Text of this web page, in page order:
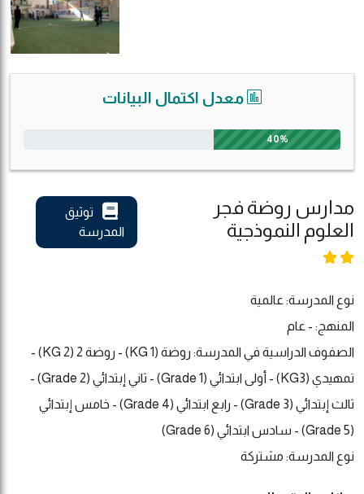
معدل اكتمال البيانات
40%
مدارس روضة فجر
العلوم النموذجية
توثيق
المدرسة
نوع المدرسة: عالمية
المنهج: - عام
الصفوف الدراسية في المدرسة: روضة (KG 1) - روضة 2 (KG 2) -
تمهيدي (KG3) - أولى ابتدائي (Grade 1) - ثاني إبتدائي (Grade 2) -
ثالث إبتدائي (Grade 3) - رابع ابتدائي (Grade 4) - خامس إبتدائي
(Grade 5) - سادس ابتدائي (Grade 6)
نوع المدرسة: مشتركة